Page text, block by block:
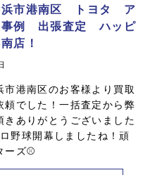
浜市港南区 トヨタ ア
例 出張査定 ハッピ
店！
市港南区のお客様より買取
頼でした！一括査定から弊
きありがとうございました
野球開幕しましたね！頑
ーズ⚾️